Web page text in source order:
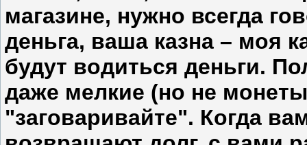
магазине, нужно всегда
деньга, ваша казна – моя
будут водиться деньги.
даже мелкие (но не
"заговаривайте". Когда